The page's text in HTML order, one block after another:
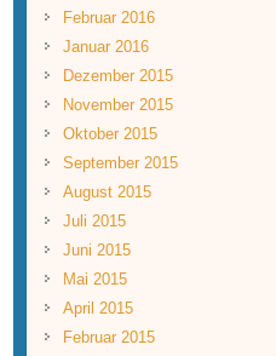
Februar 2016
Januar 2016
Dezember 2015
November 2015
Oktober 2015
September 2015
August 2015
Juli 2015
Juni 2015
Mai 2015
April 2015
Februar 2015